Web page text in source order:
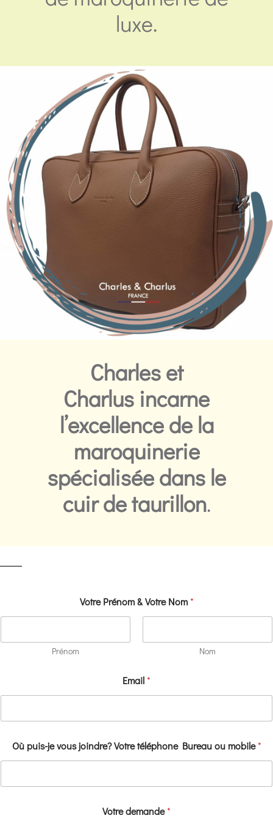
luxe.
Charles et
Charlus incarne
l’excellence de la
maroquinerie
spécialisée dans le
cuir de taurillon.
Votre Prénom & Votre Nom*
Prénom Nom
Email*
Où puis-je vous joindre? Votre téléphone Bureau ou mobile*
Votre demande*